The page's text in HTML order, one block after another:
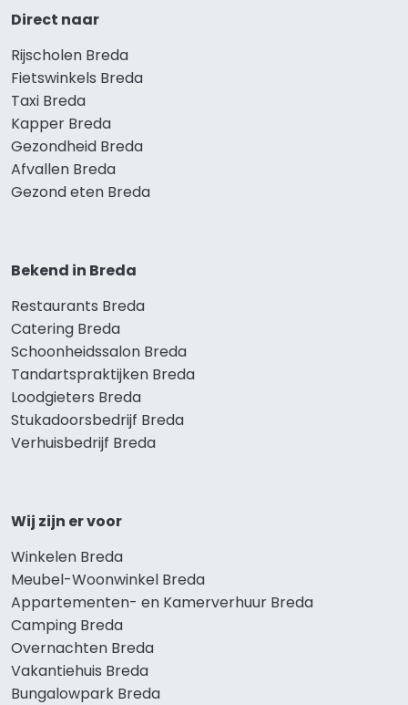
Direct naar
Rijscholen Breda
Fietswinkels Breda
Taxi Breda
Kapper Breda
Gezondheid Breda
Afvallen Breda
Gezond eten Breda
Bekend in Breda
Restaurants Breda
Catering Breda
Schoonheidssalon Breda
Tandartspraktijken Breda
Loodgieters Breda
Stukadoorsbedrijf Breda
Verhuisbedrijf Breda
Wij zijn er voor
Winkelen Breda
Meubel-Woonwinkel Breda
Appartementen- en Kamerverhuur Breda
Camping Breda
Overnachten Breda
Vakantiehuis Breda
Bungalowpark Breda